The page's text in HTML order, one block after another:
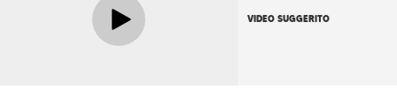
VIDEO SUGGERITO